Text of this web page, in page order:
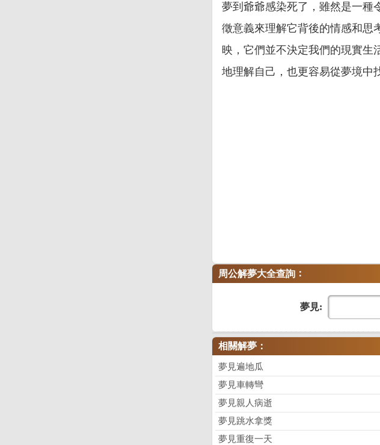
夢到爺爺感染死了，雖然是一種
徵意義來理解它背後的情感和思
映，它們並不決定我們的現實生
地理解自己，也更容易從夢境中
周公解夢大全查詢 ：
夢見:
相關解夢：
夢見遍地瓜
夢見車轉彎
夢見親人病逝
夢見跳水拿獎
夢見重復一天